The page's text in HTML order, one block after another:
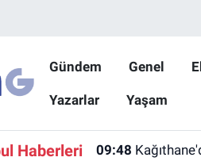
Gündem Genel
Yazarlar Yaşam
Haberleri 09:48
Vakitleri